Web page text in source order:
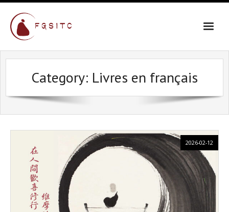
Skip
content
Category: Livres en français
2026-02-12